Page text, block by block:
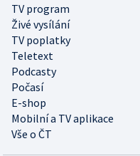
TV program
Živé vysílání
TV poplatky
Teletext
Podcasty
Počasí
E-shop
Mobilní a TV aplikace
Vše o ČT